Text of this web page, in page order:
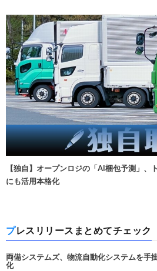
【独自】オープンロジの「AI梱包予測」、
にも活用本格化
プレスリリースまとめてチェック
両備システムズ、物流自動化システムを手
化